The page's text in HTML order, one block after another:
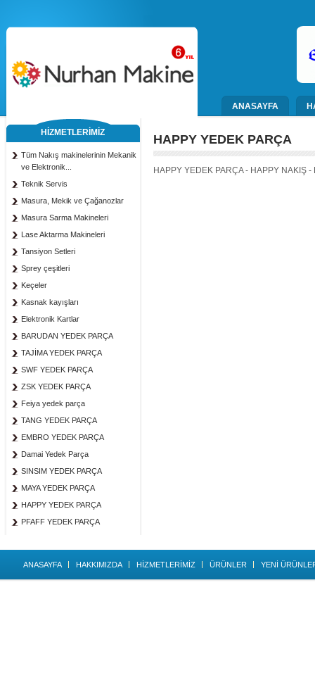
ANASAYFA
HİZMETLERİMİZ
Tüm Nakış makinelerinin Mekanik
ve Elektronik...
Teknik Servis
Masura, Mekik ve Çağanozlar
Masura Sarma Makineleri
Lase Aktarma Makineleri
Tansiyon Setleri
Sprey çeşitleri
Keçeler
Kasnak kayışları
Elektronik Kartlar
BARUDAN YEDEK PARÇA
TAJİMA YEDEK PARÇA
SWF YEDEK PARÇA
ZSK YEDEK PARÇA
Feiya yedek parça
TANG YEDEK PARÇA
EMBRO YEDEK PARÇA
Damai Yedek Parça
SINSIM YEDEK PARÇA
MAYA YEDEK PARÇA
HAPPY YEDEK PARÇA
PFAFF YEDEK PARÇA
HAPPY YEDEK PARÇA
HAPPY YEDEK PARÇA - HAPPY NAKIŞ
ANASAYFA HAKKIMIZDA HİZMETLERİMİZ ÜRÜNLER YENİ